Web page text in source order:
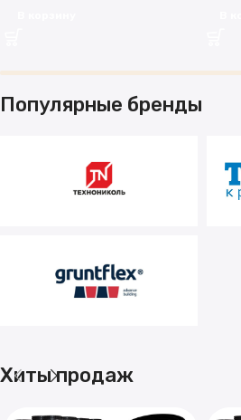
Популярные бренды
Хиты продаж